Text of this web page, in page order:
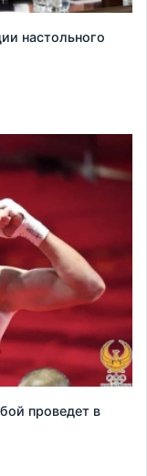
настольного
проведет в